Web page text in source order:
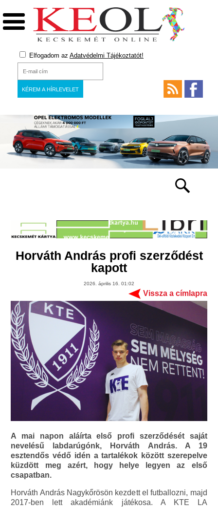
Elfogadom az Adatvédelmi Tájékoztatót!
Horváth András profi szerződést
kapott
2026. április 16. 01:02
Vissza a címlapra
A mai napon aláírta első profi szerződését saját
nevelésű labdarúgónk, Horváth András. A 19
esztendős védő idén a tartalékok között szerepelve
küzdött meg azért, hogy helye legyen az első
csapatban.
Horváth András Nagykőrösön kezdett el futballozni, majd
2017-ben lett akadémiánk játékosa. A KTE LA